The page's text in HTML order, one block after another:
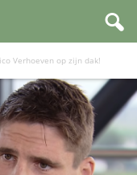
Verhoeven op zijn dak!